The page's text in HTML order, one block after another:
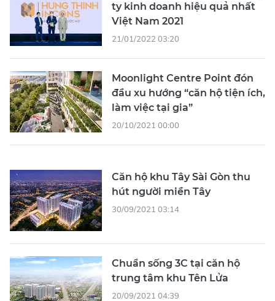
ty kinh doanh hiệu quả nhất
Việt Nam 2021
21/01/2022 03:20
Moonlight Centre Point đón
đầu xu hướng “căn hộ tiện ích,
làm việc tại gia”
20/10/2021 00:00
Căn hộ khu Tây Sài Gòn thu
hút người miền Tây
30/09/2021 03:14
Chuẩn sống 3C tại căn hộ
trung tâm khu Tên Lửa
20/09/2021 04:39